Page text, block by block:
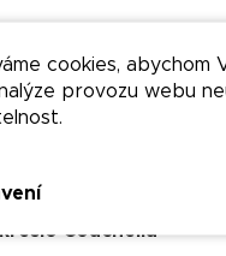
cookies, abychom
provozu webu
Coachella